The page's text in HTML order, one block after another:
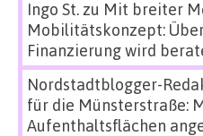
Ingo St.zu Mit breiter
Mobilitätskonzept:
Finanzierung wird
Nordstadtblogger-
für die Münsterstraße:
Aufenthaltsflächen